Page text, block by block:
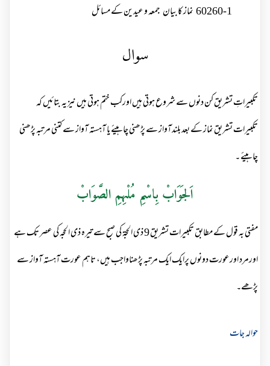
60260-1نماز کا بیان جمعہ و عیدین کے مسائل
سوال
تکبیراتِ تشریق کن دنوں سے شروع ہوتی ہیں اورکب ختم ہوتی ہیں نیز یہ بتائیں کہ
تکبیرات تشریق نماز کے بعد بلندآواز سے پڑھنی چاہیئے یا آہستہ آواز سے کتنی مرتبہ پڑھنی
چاہیئے ۔
اَلجَوَابْ بِاسْمِ مُلْہِمِ الصَّوَابْ
مفتی بہ قول کے مطابق تکبیرات تشریق 9 ذی الحجۃ کی صبح سے تیرہ ذی الحجہ کی عصر تک ہے
اورمرد اورعورت دونوں پرایک ایک مرتبہ پڑھناواجب ہیں، تاہم عورت آہستہ آواز سے
پڑھے۔
حوالہ جات